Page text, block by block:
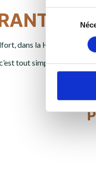
Sélection
consentement
dans la Haute-Saône
tout simplement